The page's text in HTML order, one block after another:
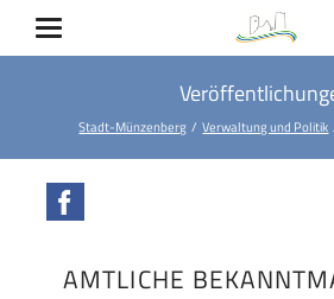
Stadt-Münzenberg Verwaltung und Politik
AMTLICHE